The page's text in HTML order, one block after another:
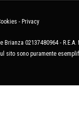
- Privacy
02137480964 -
sito sono puramente